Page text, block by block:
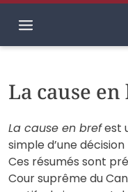
La cause
La cause en brefest
simple d’une
Ces résumés sont
Cour suprême du